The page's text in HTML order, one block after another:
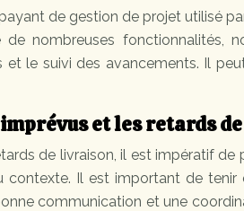
de gestion de projet utilisé
nombreuses fonctionnalités,
le suivi des avancements. Il
et les retards
de livraison, il est impératif
contexte. Il est important de
communication et une